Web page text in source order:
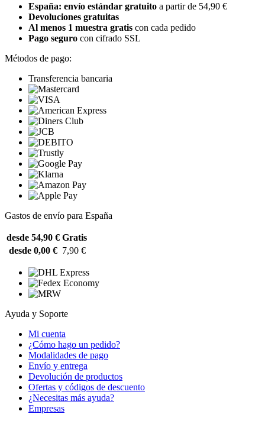
España: envío estándar gratuito a partir de 54,90 €
Devoluciones gratuitas
Al menos 1 muestra gratis con cada pedido
Pago seguro con cifrado SSL
Métodos de pago:
Transferencia bancaria
Gastos de envío para España
desde 54,90 € Gratis
desde 0,00 € 7,90 €
Ayuda y Soporte
Mi cuenta
¿Cómo hago un pedido?
Modalidades de pago
Envío y entrega
Devolución de productos
Ofertas y códigos de descuento
¿Necesitas más ayuda?
Empresas